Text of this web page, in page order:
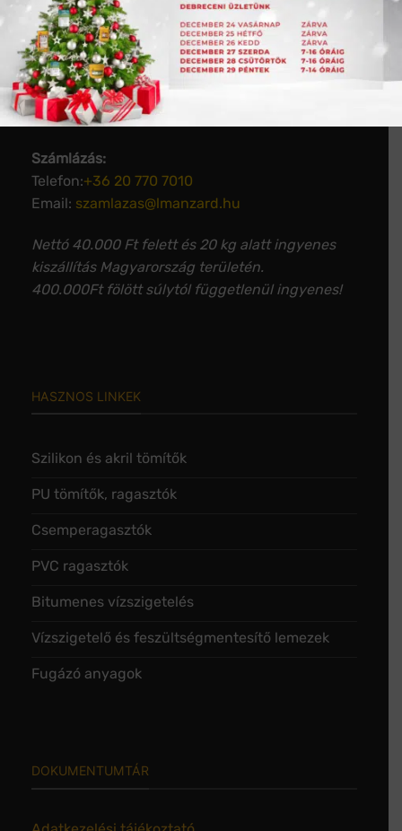
Iroda:
Email:info@lmanzard.hu
Árajánlat kérés, szakmai tanácsadás:
Email:arajanlat@lmanzard.hu
Számlázás:
Telefon:+36 20 770 7010
Email: szamlazas@lmanzard.hu
Nettó 40.000 Ft felett és 20 kg alatt ingyenes
kiszállítás Magyarország területén.
400.000Ft fölött súlytól függetlenül ingyenes!
HASZNOS LINKEK
Szilikon és akril tömítők
PU tömítők, ragasztók
Csemperagasztók
PVC ragasztók
Bitumenes vízszigetelés
Vízszigetelő és feszültségmentesítő lemezek
Fugázó anyagok
DOKUMENTUMTÁR